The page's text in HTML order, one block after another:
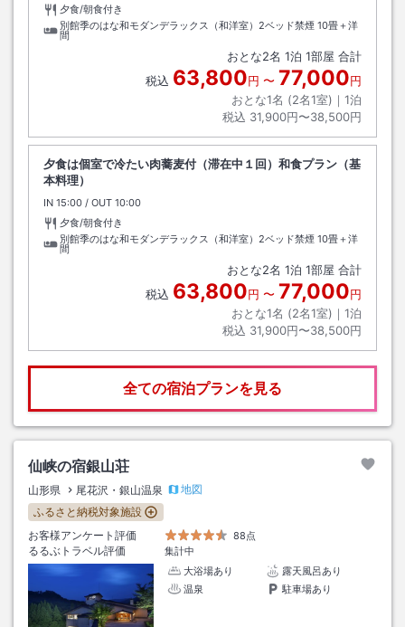
夕食/朝食付き
別館季のはな和モダンデラックス（和洋室）2ベッド禁煙 10畳＋洋
間
おとな2名 1泊 1部屋 合計
税込 63,800円 〜 77,000円
おとな1名 (2名1室)｜ 1泊
税込 31,900円〜38,500円
夕食は個室で冷たい肉蕎麦付（滞在中１回）和食プラン（基
本料理）
IN チェックイン
15:00 / OUT チェックアウト
10:00
夕食/朝食付き
別館季のはな和モダンデラックス（和洋室）2ベッド禁煙 10畳＋洋
間
おとな2名 1泊 1部屋 合計
税込 63,800円 〜 77,000円
おとな1名 (2名1室)｜ 1泊
税込 31,900円〜38,500円
全ての宿泊プランを見る
仙峡の宿銀山荘
山形県 尾花沢・銀山温泉
地図
ふるさと納税対象施設
お客様アンケート評価
88点
るるぶトラベル評価
集計中
大浴場あり
露天風呂あり
温泉
駐車場あり